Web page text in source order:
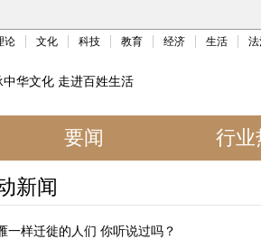
论 文化 科技 教育 经济 生活
中华文化 走进百姓生活
要闻 行业
新闻
一样迁徙的人们 你听说过吗？